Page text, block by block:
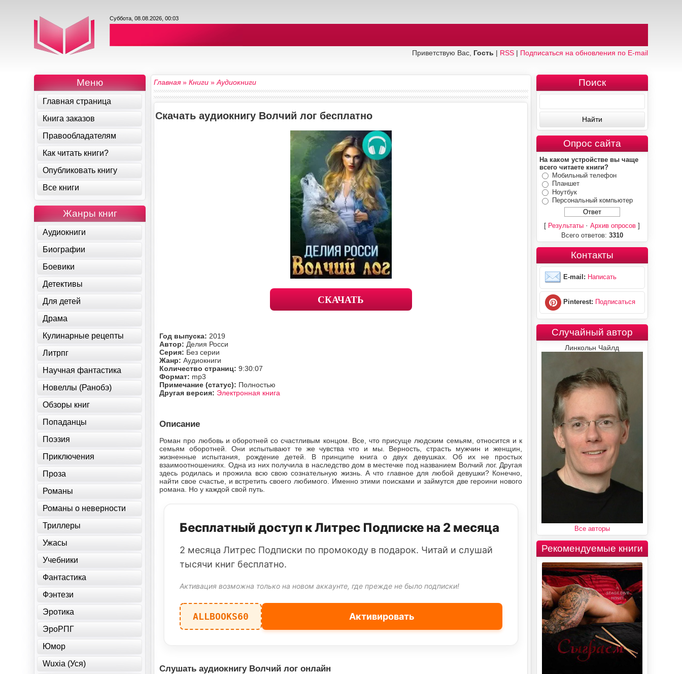
Суббота, 08.08.2026, 00:03
Приветствую Вас, Гость | RSS| Подписаться на обновления по E-mail
Главная»Книги »Аудиокниги
Скачать аудиокнигу Волчий лог бесплатно
СКАЧАТЬ
Год выпуска: 2019
Автор: Делия Росси
Серия: Без серии
Жанр:Аудиокниги
Количество страниц:9:30:07
Формат: mp3
Примечание (статус): Полностью
Другая версия: Электронная книга
Описание
Роман про любовь и оборотней со счастливым концом. Все, что присуще людским семьям, относится и к
семьям оборотней. Они испытывают те же чувства что и мы. Верность, страсть мужчин и женщин,
жизненные испытания, рождение детей. В принципе книга о двух девушках. Об их не простых
взаимоотношениях. Одна из них получила в наследство дом в местечке под названием Волчий лог. Другая
здесь родилась и прожила всю свою сознательную жизнь. А что главное для любой девушки? Конечно,
найти свое счастье, и встретить своего любимого. Именно этими поисками и займутся две героини нового
романа. Но у каждой свой путь.
Бесплатный доступ к Литрес Подписке на 2 месяца
2 месяца Литрес Подписки по промокоду в подарок. Читай и слушай
тысячи книг бесплатно.
Активация возможна только на новом аккаунте, где прежде не было подписки!
ALLBOOKS60 Активировать
Слушать аудиокнигу Волчий лог онлайн
Меню
Главная страница
Книга заказов
Правообладателям
Как читать книги?
Опубликовать книгу
Все книги
Жанры книг
Аудиокниги
Биографии
Боевики
Детективы
Для детей
Драма
Кулинарные рецепты
Литрпг
Научная фантастика
Новеллы (Ранобэ)
Обзоры книг
Попаданцы
Поэзия
Приключения
Проза
Романы
Романы о неверности
Триллеры
Ужасы
Учебники
Фантастика
Фэнтези
Эротика
ЭроРПГ
Юмор
Wuxia (Уся)
Поиск
Опрос сайта
На каком устройстве вы чаще
всего читаете книги?
Мобильный телефон
Планшет
Ноутбук
Персональный компьютер
[ Результаты ·Архив опросов ]
Всего ответов: 3310
Контакты
E-mail: Написать
Pinterest: Подписаться
Случайный автор
Линкольн Чайлд
Все авторы
Рекомендуемые книги